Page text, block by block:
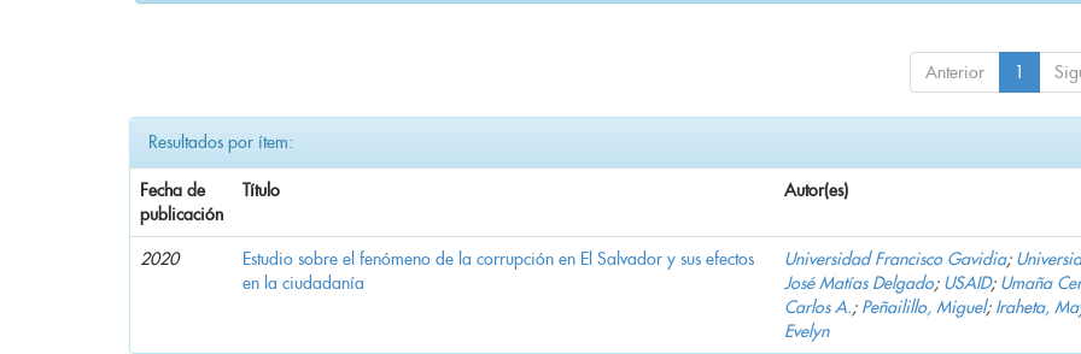
Anterior 1
Resultados por ítem:
Fecha de
publicación
Título Autor(es)
2020
Estudio sobre el fenómeno de la corrupción en El Salvador y sus efectos
en la ciudadanía
Universidad Francisco Gavidia;
José Matías Delgado; USAID; Umaña
Carlos A.; Peñailillo, Miguel; Iraheta,
Evelyn